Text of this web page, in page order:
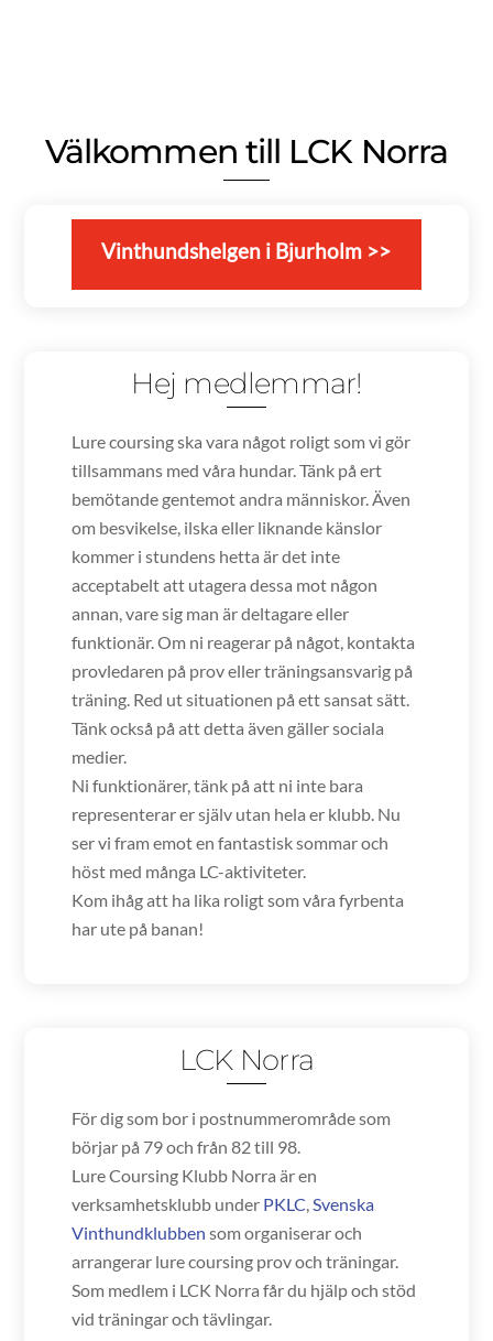
Välkommen till LCK Norra
Vinthundshelgen i Bjurholm >>
Hej medlemmar!
Lure coursing ska vara något roligt som vi gör
tillsammans med våra hundar. Tänk på ert
bemötande gentemot andra människor. Även
om besvikelse, ilska eller liknande känslor
kommer i stundens hetta är det inte
acceptabelt att utagera dessa mot någon
annan, vare sig man är deltagare eller
funktionär. Om ni reagerar på något, kontakta
provledaren på prov eller träningsansvarig på
träning. Red ut situationen på ett sansat sätt.
Tänk också på att detta även gäller sociala
medier.
Ni funktionärer, tänk på att ni inte bara
representerar er själv utan hela er klubb. Nu
ser vi fram emot en fantastisk sommar och
höst med många LC-aktiviteter.
Kom ihåg att ha lika roligt som våra fyrbenta
har ute på banan!
LCK Norra
För dig som bor i postnummerområde som
börjar på 79 och från 82 till 98.
Lure Coursing Klubb Norra är en
verksamhetsklubb under PKLC,Svenska
Vinthundklubben som organiserar och
arrangerar lure coursing prov och träningar.
Som medlem i LCK Norra får du hjälp och stöd
vid träningar och tävlingar.